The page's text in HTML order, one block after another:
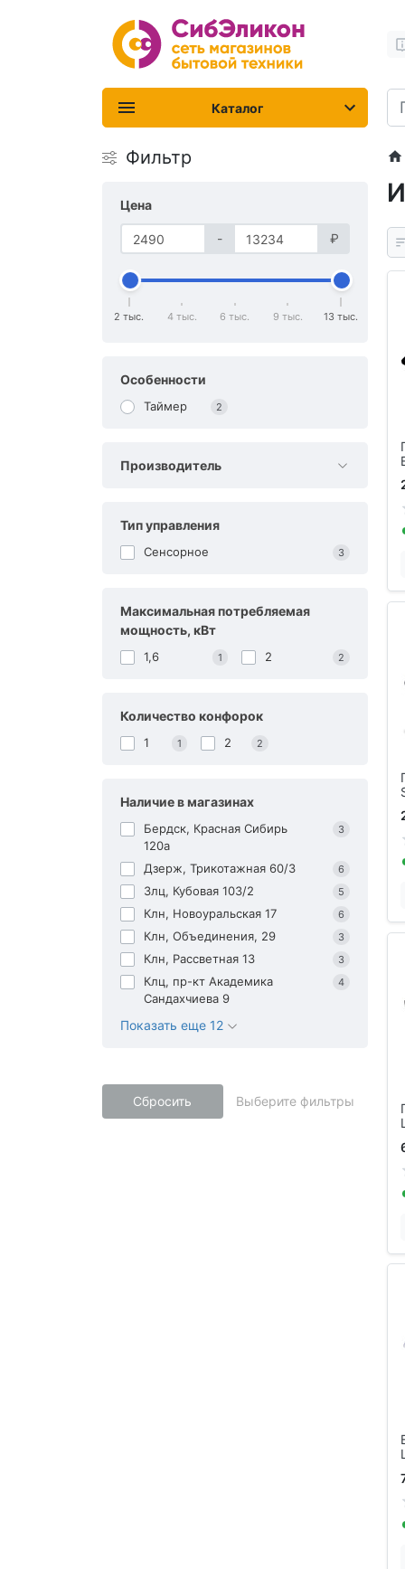
Каталог
Фильтр
Цена
- ₽
2 тыс. 4 тыс. 6 тыс. 9 тыс. 13 тыс.
Особенности
Таймер 2
Производитель
Тип управления
Сенсорное 3
Максимальная потребляемая
мощность, кВт
1,6 1 2 2
Количество конфорок
1 1 2 2
Наличие в магазинах
Бердск, Красная Сибирь
120а
3
Дзерж, Трикотажная 60/3 6
Злц, Кубовая 103/2 5
Клн, Новоуральская 17 6
Клн, Объединения, 29 3
Клн, Рассветная 13 3
Клц, пр-кт Академика
Сандахчиева 9
4
Показать еще 12
Сбросить Выберите фильтры